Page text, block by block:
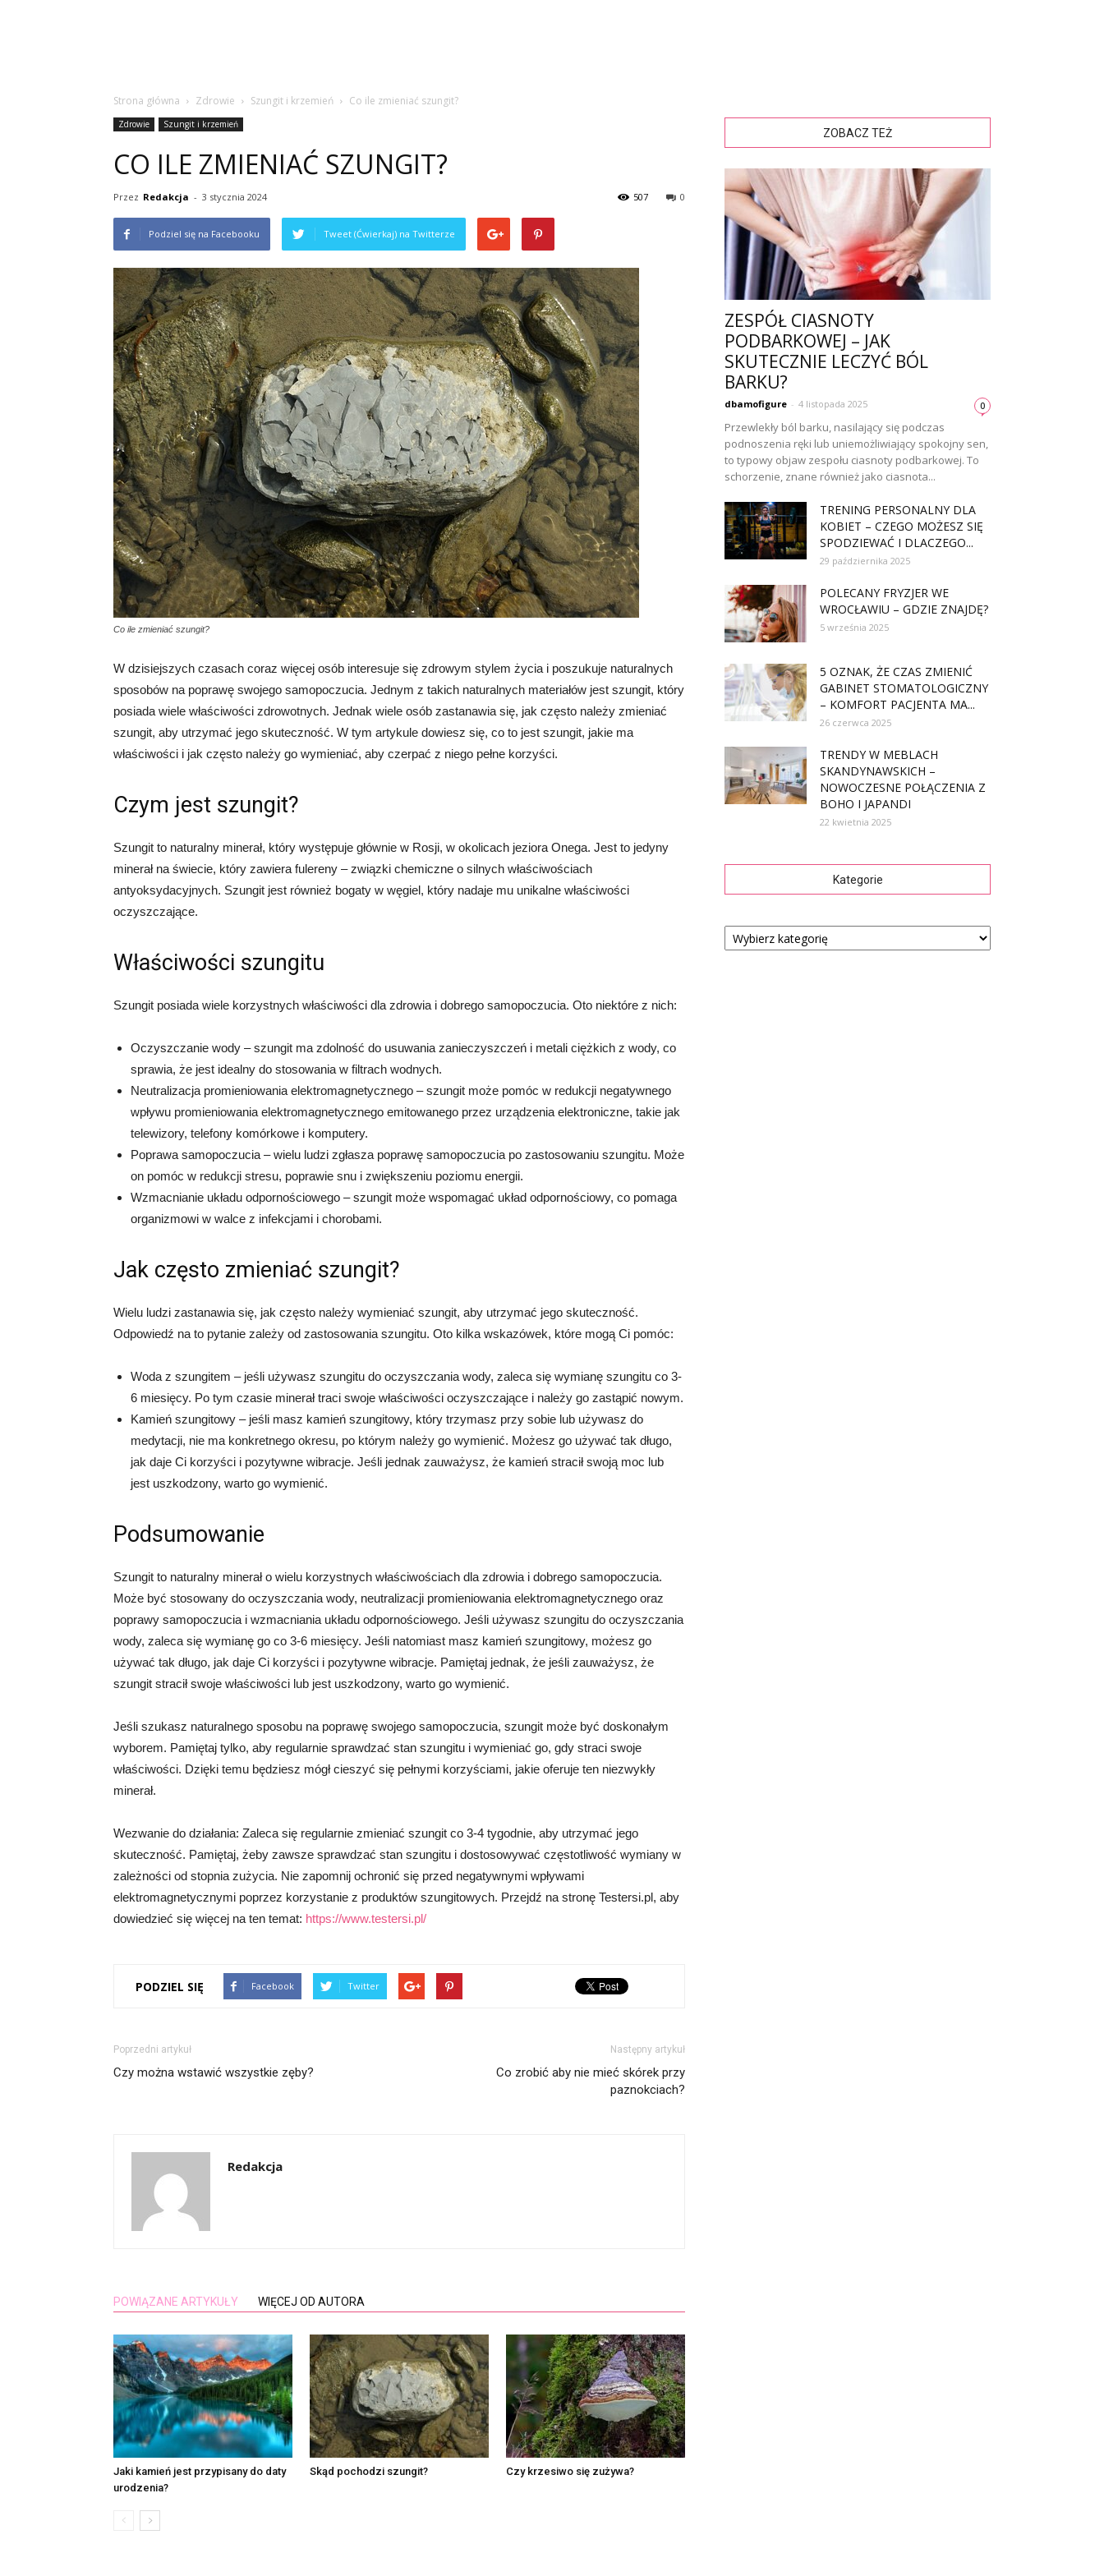
Strona główna Zdrowie Szungit i krzemień Co ile zmieniać szungit?
Zdrowie Szungit i krzemień
CO ILE ZMIENIAĆ SZUNGIT?
Przez Redakcja - 3 stycznia 2024 0
507
Podziel się na Facebooku Tweet (Ćwierkaj) na Twitterze
Co ile zmieniać szungit?
W dzisiejszych czasach coraz więcej osób interesuje się zdrowym stylem życia i poszukuje naturalnych
sposobów na poprawę swojego samopoczucia. Jednym z takich naturalnych materiałów jest szungit, który
posiada wiele właściwości zdrowotnych. Jednak wiele osób zastanawia się, jak często należy zmieniać
szungit, aby utrzymać jego skuteczność. W tym artykule dowiesz się, co to jest szungit, jakie ma
właściwości i jak często należy go wymieniać, aby czerpać z niego pełne korzyści.
Czym jest szungit?
Szungit to naturalny minerał, który występuje głównie w Rosji, w okolicach jeziora Onega. Jest to jedyny
minerał na świecie, który zawiera fulereny – związki chemiczne o silnych właściwościach
antyoksydacyjnych. Szungit jest również bogaty w węgiel, który nadaje mu unikalne właściwości
oczyszczające.
Właściwości szungitu
Szungit posiada wiele korzystnych właściwości dla zdrowia i dobrego samopoczucia. Oto niektóre z nich:
Oczyszczanie wody – szungit ma zdolność do usuwania zanieczyszczeń i metali ciężkich z wody, co
sprawia, że jest idealny do stosowania w filtrach wodnych.
Neutralizacja promieniowania elektromagnetycznego – szungit może pomóc w redukcji negatywnego
wpływu promieniowania elektromagnetycznego emitowanego przez urządzenia elektroniczne, takie jak
telewizory, telefony komórkowe i komputery.
Poprawa samopoczucia – wielu ludzi zgłasza poprawę samopoczucia po zastosowaniu szungitu. Może
on pomóc w redukcji stresu, poprawie snu i zwiększeniu poziomu energii.
Wzmacnianie układu odpornościowego – szungit może wspomagać układ odpornościowy, co pomaga
organizmowi w walce z infekcjami i chorobami.
Jak często zmieniać szungit?
Wielu ludzi zastanawia się, jak często należy wymieniać szungit, aby utrzymać jego skuteczność.
Odpowiedź na to pytanie zależy od zastosowania szungitu. Oto kilka wskazówek, które mogą Ci pomóc:
Woda z szungitem – jeśli używasz szungitu do oczyszczania wody, zaleca się wymianę szungitu co 3-
6 miesięcy. Po tym czasie minerał traci swoje właściwości oczyszczające i należy go zastąpić nowym.
Kamień szungitowy – jeśli masz kamień szungitowy, który trzymasz przy sobie lub używasz do
medytacji, nie ma konkretnego okresu, po którym należy go wymienić. Możesz go używać tak długo,
jak daje Ci korzyści i pozytywne wibracje. Jeśli jednak zauważysz, że kamień stracił swoją moc lub
jest uszkodzony, warto go wymienić.
Podsumowanie
Szungit to naturalny minerał o wielu korzystnych właściwościach dla zdrowia i dobrego samopoczucia.
Może być stosowany do oczyszczania wody, neutralizacji promieniowania elektromagnetycznego oraz
poprawy samopoczucia i wzmacniania układu odpornościowego. Jeśli używasz szungitu do oczyszczania
wody, zaleca się wymianę go co 3-6 miesięcy. Jeśli natomiast masz kamień szungitowy, możesz go
używać tak długo, jak daje Ci korzyści i pozytywne wibracje. Pamiętaj jednak, że jeśli zauważysz, że
szungit stracił swoje właściwości lub jest uszkodzony, warto go wymienić.
Jeśli szukasz naturalnego sposobu na poprawę swojego samopoczucia, szungit może być doskonałym
wyborem. Pamiętaj tylko, aby regularnie sprawdzać stan szungitu i wymieniać go, gdy straci swoje
właściwości. Dzięki temu będziesz mógł cieszyć się pełnymi korzyściami, jakie oferuje ten niezwykły
minerał.
Wezwanie do działania: Zaleca się regularnie zmieniać szungit co 3-4 tygodnie, aby utrzymać jego
skuteczność. Pamiętaj, żeby zawsze sprawdzać stan szungitu i dostosowywać częstotliwość wymiany w
zależności od stopnia zużycia. Nie zapomnij ochronić się przed negatywnymi wpływami
elektromagnetycznymi poprzez korzystanie z produktów szungitowych. Przejdź na stronę Testersi.pl, aby
dowiedzieć się więcej na ten temat: https://www.testersi.pl/
PODZIEL SIĘ Facebook Twitter
Poprzedni artykuł
Czy można wstawić wszystkie zęby?
Następny artykuł
Co zrobić aby nie mieć skórek przy
paznokciach?
Redakcja
POWIĄZANE ARTYKUŁY WIĘCEJ OD AUTORA
Jaki kamień jest przypisany do daty
urodzenia?
Skąd pochodzi szungit? Czy krzesiwo się zużywa?
ZOBACZ TEŻ
ZESPÓŁ CIASNOTY
PODBARKOWEJ – JAK
SKUTECZNIE LECZYĆ BÓL
BARKU?
dbamofigure - 4 listopada 2025 0
Przewlekły ból barku, nasilający się podczas
podnoszenia ręki lub uniemożliwiający spokojny sen,
to typowy objaw zespołu ciasnoty podbarkowej. To
schorzenie, znane również jako ciasnota...
TRENING PERSONALNY DLA
KOBIET – CZEGO MOŻESZ SIĘ
SPODZIEWAĆ I DLACZEGO...
29 października 2025
POLECANY FRYZJER WE
WROCŁAWIU – GDZIE ZNAJDĘ?
5 września 2025
5 OZNAK, ŻE CZAS ZMIENIĆ
GABINET STOMATOLOGICZNY
– KOMFORT PACJENTA MA...
26 czerwca 2025
TRENDY W MEBLACH
SKANDYNAWSKICH –
NOWOCZESNE POŁĄCZENIA Z
BOHO I JAPANDI
22 kwietnia 2025
Kategorie
Kategorie